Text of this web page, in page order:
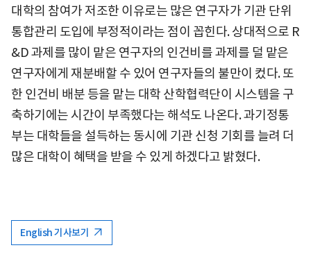
대학의 참여가 저조한 이유로는 많은 연구자가 기관 단위
통합관리 도입에 부정적이라는 점이 꼽힌다. 상대적으로 R
&D 과제를 많이 맡은 연구자의 인건비를 과제를 덜 맡은
연구자에게 재분배할 수 있어 연구자들의 불만이 컸다. 또
한 인건비 배분 등을 맡는 대학 산학협력단이 시스템을 구
축하기에는 시간이 부족했다는 해석도 나온다. 과기정통
부는 대학들을 설득하는 동시에 기관 신청 기회를 늘려 더
많은 대학이 혜택을 받을 수 있게 하겠다고 밝혔다.
English 기사보기